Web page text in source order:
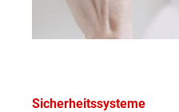
Sicherheitssysteme